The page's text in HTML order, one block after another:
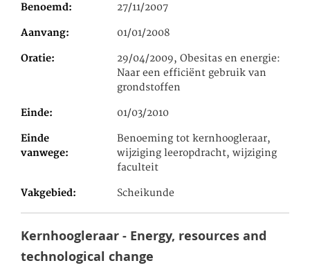
Benoemd 27/11/2007
Aanvang 01/01/2008
Oratie
29/04/2009, Obesitas en energie:
Naar een efficiënt gebruik van
grondstoffen
Einde 01/03/2010
Einde
vanwege
Benoeming tot kernhoogleraar,
wijziging leeropdracht, wijziging
faculteit
Vakgebied Scheikunde
Kernhoogleraar - Energy, resources and
technological change